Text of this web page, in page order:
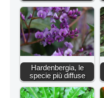
Hardenbergia, le
specie più diffuse